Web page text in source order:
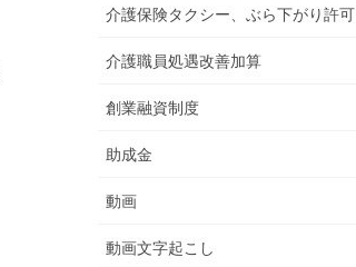
介護保険タクシー、ぶら下がり許可
介護職員処遇改善加算
創業融資制度
助成金
動画
動画文字起こし